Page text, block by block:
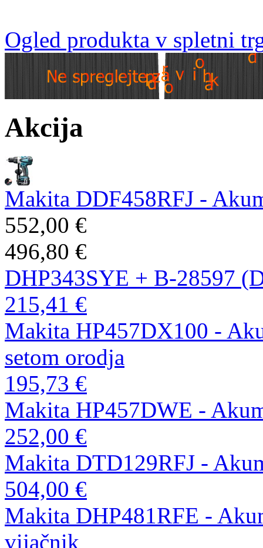
Ogled produkta v spletni
Akcija
Makita DDF458RFJ -
552,00 €
496,80 €
DHP343SYE + B-28597
215,41 €
Makita HP457DX100 -
setom orodja
195,73 €
Makita HP457DWE -
252,00 €
Makita DTD129RFJ -
504,00 €
Makita DHP481RFE -
vijačnik